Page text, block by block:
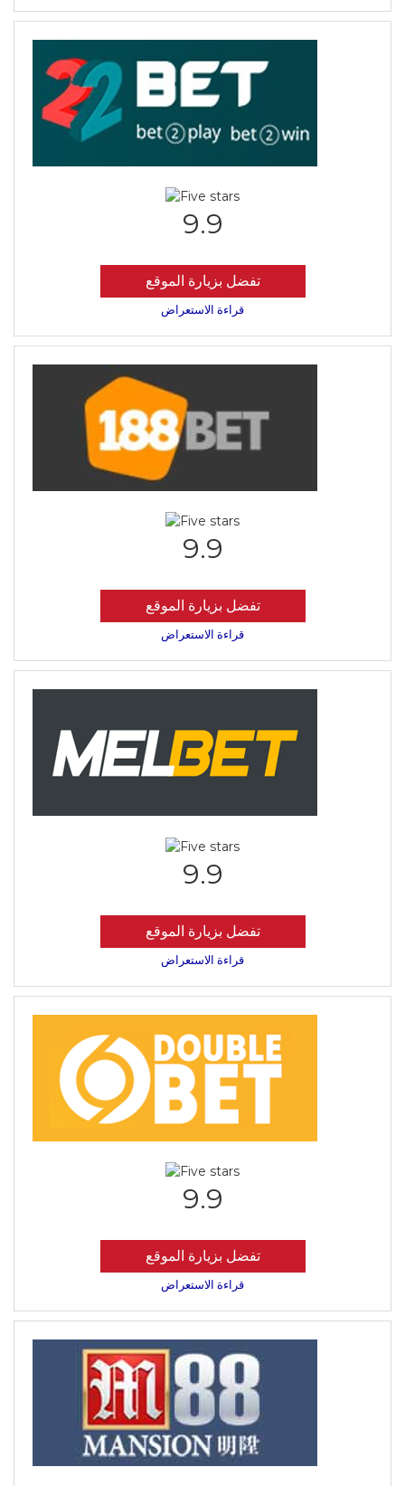
9.9
تفضل بزيارة الموقع
قراءة الاستعراض
9.9
تفضل بزيارة الموقع
قراءة الاستعراض
9.9
تفضل بزيارة الموقع
قراءة الاستعراض
9.9
تفضل بزيارة الموقع
قراءة الاستعراض